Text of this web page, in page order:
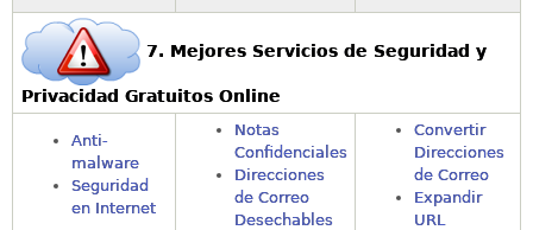
7. Mejores Servicios de Seguridad y
Privacidad Gratuitos Online
Anti-
malware
Seguridad
en Internet
Notas
Confidenciales
Direcciones
de Correo
Desechables
Convertir
Direcciones
de Correo
Expandir
URL